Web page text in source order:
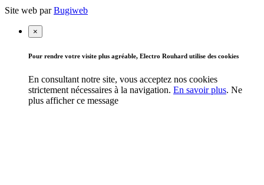
Site web parBugiweb
×
Pour rendre votre visite plus agréable, Electro Rouhard utilise des cookies
En consultant notre site, vous acceptez nos cookies
strictement nécessaires à la navigation. En savoir plus. Ne
plus afficher ce message